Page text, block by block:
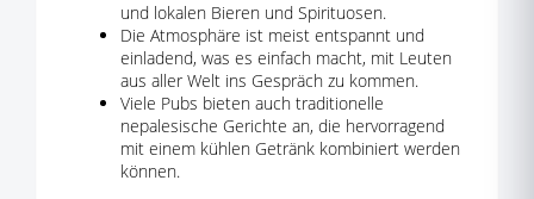
und lokalen Bieren und Spirituosen.
Die Atmosphäre ist meist entspannt und
einladend, was es einfach macht, mit Leuten
aus aller Welt ins Gespräch zu kommen.
Viele Pubs bieten auch traditionelle
nepalesische Gerichte an, die hervorragend
mit einem kühlen Getränk kombiniert werden
können.